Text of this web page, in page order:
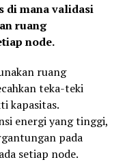
di mana validasi
ruang
node.
ruang
teka-teki
kapasitas.
energi yang tinggi,
pada
setiap node.